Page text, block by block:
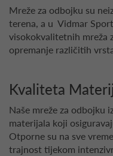
Mreže za odbojku su
terena, a u Vidmar
visokokvalitetnih mreža
opremanje različitih
Kvaliteta
Naše mreže za odbojku
materijala koji
Otporne su na sve
trajnost tijekom